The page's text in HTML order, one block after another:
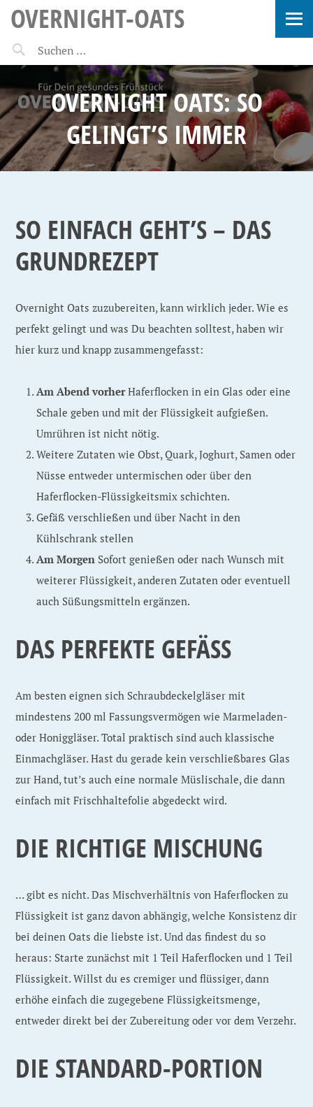
OVERNIGHT-OATS
OVERNIGHT OATS: SO
GELINGT’S IMMER
SO EINFACH GEHT’S – DAS
GRUNDREZEPT
Overnight Oats zuzubereiten, kann wirklich jeder. Wie es
perfekt gelingt und was Du beachten solltest, haben wir
hier kurz und knapp zusammengefasst:
Am Abend vorherHaferflocken in ein Glas oder eine
Schale geben und mit der Flüssigkeit aufgießen.
Umrühren ist nicht nötig.
Weitere Zutaten wie Obst, Quark, Joghurt, Samen oder
Nüsse entweder untermischen oder über den
Haferflocken-Flüssigkeitsmix schichten.
Gefäß verschließen und über Nacht in den
Kühlschrank stellen
Am Morgen Sofort genießen oder nach Wunsch mit
weiterer Flüssigkeit, anderen Zutaten oder eventuell
auch Süßungsmitteln ergänzen.
DAS PERFEKTE GEFÄSS
Am besten eignen sich Schraubdeckelgläser mit
mindestens 200 ml Fassungsvermögen wie Marmeladen-
oder Honiggläser. Total praktisch sind auch klassische
Einmachgläser. Hast du gerade kein verschließbares Glas
zur Hand, tut’s auch eine normale Müslischale, die dann
einfach mit Frischhaltefolie abgedeckt wird.
DIE RICHTIGE MISCHUNG
… gibt es nicht. Das Mischverhältnis von Haferflocken zu
Flüssigkeit ist ganz davon abhängig, welche Konsistenz dir
bei deinen Oats die liebste ist. Und das findest du so
heraus: Starte zunächst mit 1 Teil Haferflocken und 1 Teil
Flüssigkeit. Willst du es cremiger und flüssiger, dann
erhöhe einfach die zugegebene Flüssigkeitsmenge,
entweder direkt bei der Zubereitung oder vor dem Verzehr.
DIE STANDARD-PORTION